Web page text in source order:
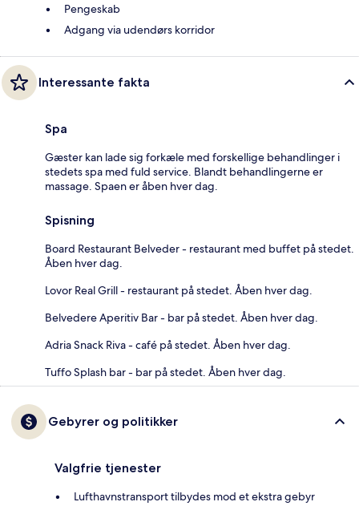
Pengeskab
Adgang via udendørs korridor
Interessante fakta
Spa
Gæster kan lade sig forkæle med forskellige behandlinger i
stedets spa med fuld service. Blandt behandlingerne er
massage. Spaen er åben hver dag.
Spisning
Board Restaurant Belveder - restaurant med buffet på stedet.
Åben hver dag.
Lovor Real Grill - restaurant på stedet. Åben hver dag.
Belvedere Aperitiv Bar - bar på stedet. Åben hver dag.
Adria Snack Riva - café på stedet. Åben hver dag.
Tuffo Splash bar - bar på stedet. Åben hver dag.
Gebyrer og politikker
Valgfrie tjenester
Lufthavnstransport tilbydes mod et ekstra gebyr